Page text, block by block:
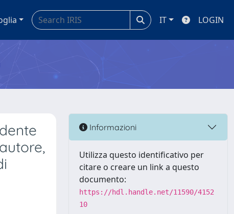
IT LOGIN
Informazioni
Utilizza questo identificativo per
citare o creare un link a questo
documento:
https://hdl.handle.net/11590/4152
10